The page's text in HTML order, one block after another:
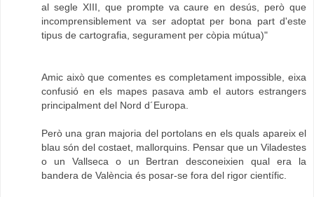
al segle XIII, que prompte va caure en desús, però que
incomprensiblement va ser adoptat per bona part d'este
tipus de cartografia, segurament per còpia mútua)"
Amic això que comentes es completament impossible, eixa
confusió en els mapes pasava amb el autors estrangers
principalment del Nord d´Europa.
Però una gran majoria del portolans en els quals apareix el
blau són del costaet, mallorquins. Pensar que un Viladestes
o un Vallseca o un Bertran desconeixien qual era la
bandera de València és posar-se fora del rigor científic.